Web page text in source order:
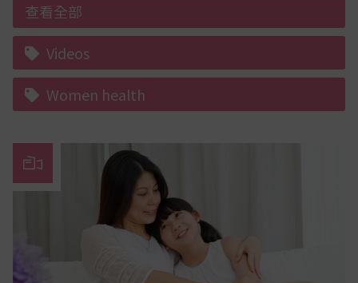
查看全部
Videos
Women health